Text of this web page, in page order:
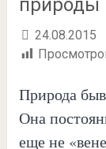
природы
24.08.2015
Природа
Она
еще не